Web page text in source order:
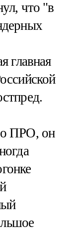
что "в
главная
о ПРО, он